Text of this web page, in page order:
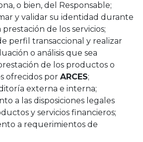
o bien, del Responsable;
y validar su identidad durante
de los servicios;
perfil transaccional y realizar
o análisis que sea
de los productos o
ofrecidos por ARCES;
externa e interna;
a las disposiciones legales
y servicios financieros;
a requerimientos de